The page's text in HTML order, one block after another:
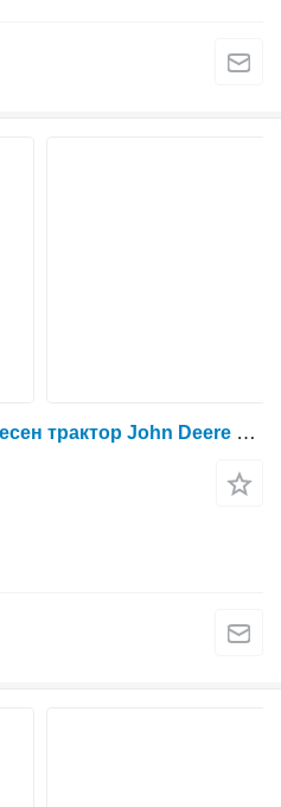
Силоотводен вал за колесен трактор John Deere 820